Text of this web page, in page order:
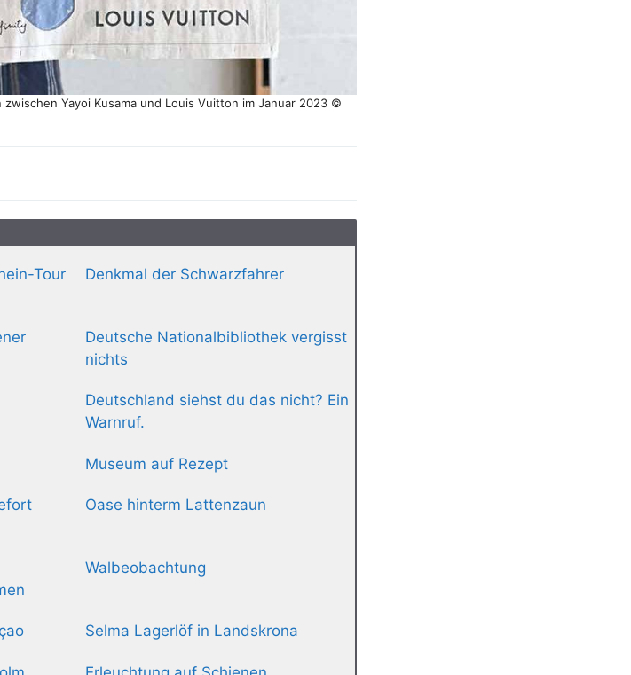
Yayoi Kusama und Louis Vuitton im Januar 2023 ©
Tour Denkmal der Schwarzfahrer
Deutsche Nationalbibliothek vergisst
nichts
Deutschland siehst du das nicht? Ein
Warnruf.
Museum auf Rezept
Oase hinterm Lattenzaun
Walbeobachtung
Selma Lagerlöf in Landskrona